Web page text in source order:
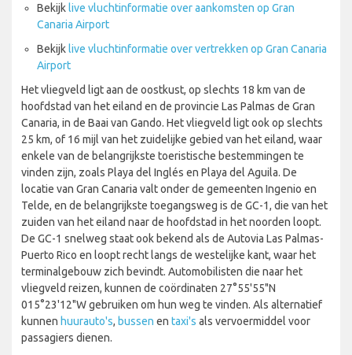
Bekijklive vluchtinformatie over aankomsten op Gran
Canaria Airport
Bekijklive vluchtinformatie over vertrekken op Gran Canaria
Airport
Het vliegveld ligt aan de oostkust, op slechts 18 km van de
hoofdstad van het eiland en de provincie Las Palmas de Gran
Canaria, in de Baai van Gando. Het vliegveld ligt ook op slechts
25 km, of 16 mijl van het zuidelijke gebied van het eiland, waar
enkele van de belangrijkste toeristische bestemmingen te
vinden zijn, zoals Playa del Inglés en Playa del Aguila. De
locatie van Gran Canaria valt onder de gemeenten Ingenio en
Telde, en de belangrijkste toegangsweg is de GC-1, die van het
zuiden van het eiland naar de hoofdstad in het noorden loopt.
De GC-1 snelweg staat ook bekend als de Autovia Las Palmas-
Puerto Rico en loopt recht langs de westelijke kant, waar het
terminalgebouw zich bevindt. Automobilisten die naar het
vliegveld reizen, kunnen de coördinaten 27°55'55"N
015°23'12"W gebruiken om hun weg te vinden. Als alternatief
kunnen huurauto's, bussen en taxi's als vervoermiddel voor
passagiers dienen.